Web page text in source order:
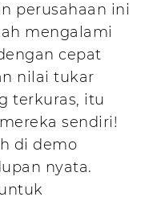
perusahaan ini
mengalami
cepat
nilai tukar
terkuras, itu
sendiri!
di demo
nyata.